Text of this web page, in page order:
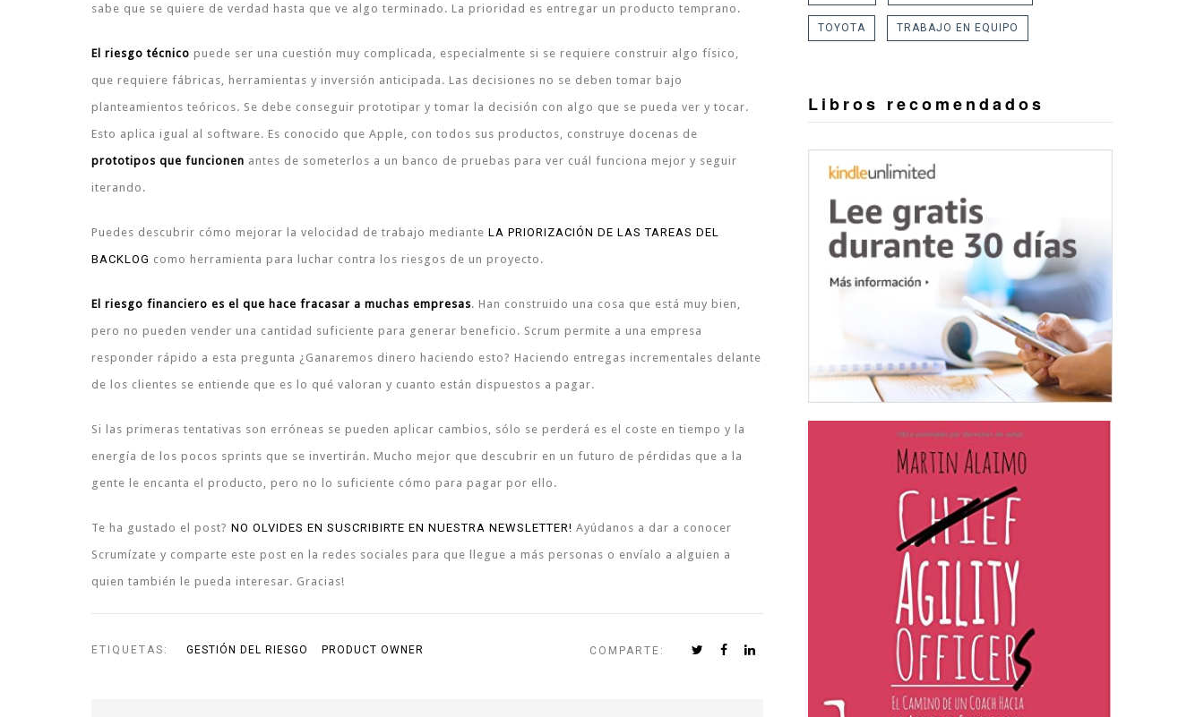
sabe que se quiere de verdad hasta que ve algo terminado. La prioridad es entregar un producto temprano.
El riesgo técnico puede ser una cuestión muy complicada, especialmente si se requiere construir algo físico,
que requiere fábricas, herramientas y inversión anticipada. Las decisiones no se deben tomar bajo
planteamientos teóricos. Se debe conseguir prototipar y tomar la decisión con algo que se pueda ver y tocar.
Esto aplica igual al software. Es conocido que Apple, con todos sus productos, construye docenas de
prototipos que funcionen antes de someterlos a un banco de pruebas para ver cuál funciona mejor y seguir
iterando.
Puedes descubrir cómo mejorar la velocidad de trabajo mediante LA PRIORIZACIÓN DE LAS TAREAS DEL
BACKLOG como herramienta para luchar contra los riesgos de un proyecto.
El riesgo financiero es el que hace fracasar a muchas empresas. Han construido una cosa que está muy bien,
pero no pueden vender una cantidad suficiente para generar beneficio. Scrum permite a una empresa
responder rápido a esta pregunta ¿Ganaremos dinero haciendo esto? Haciendo entregas incrementales delante
de los clientes se entiende que es lo qué valoran y cuanto están dispuestos a pagar.
Si las primeras tentativas son erróneas se pueden aplicar cambios, sólo se perderá es el coste en tiempo y la
energía de los pocos sprints que se invertirán. Mucho mejor que descubrir en un futuro de pérdidas que a la
gente le encanta el producto, pero no lo suficiente cómo para pagar por ello.
Te ha gustado el post? NO OLVIDES EN SUSCRIBIRTE EN NUESTRA NEWSLETTER! Ayúdanos a dar a conocer
Scrumízate y comparte este post en la redes sociales para que llegue a más personas o envíalo a alguien a
quien también le pueda interesar. Gracias!
ETIQUETAS: GESTIÓN DEL RIESGO PRODUCT OWNER COMPARTE:
TOYOTA TRABAJO EN EQUIPO
Libros recomendados